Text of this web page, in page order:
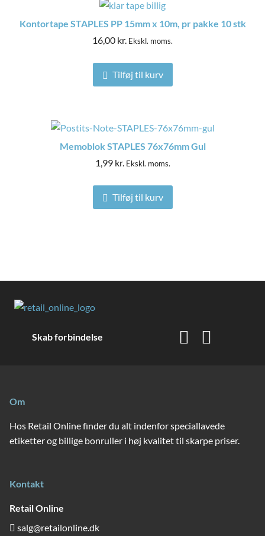
Kontortape STAPLES PP 15mm x 10m, pr pakke 10 stk
16,00 kr. Ekskl. moms.
Tilføj til kurv
Memoblok STAPLES 76x76mm Gul
1,99 kr. Ekskl. moms.
Tilføj til kurv
Skab forbindelse
Om
Hos Retail Online finder du alt indenfor speciallavede
etiketter og billige bonruller i høj kvalitet til skarpe priser.
Kontakt
Retail Online
salg@retailonline.dk